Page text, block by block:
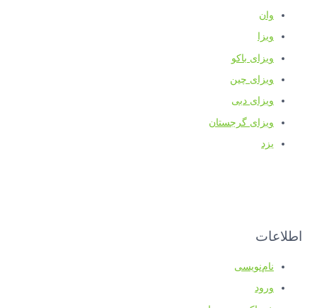
وان
ویزا
ویزای باکو
ویزای چین
ویزای دبی
ویزای گرجستان
یزد
اطلاعات
نام‌نویسی
ورود